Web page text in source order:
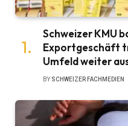
Schweizer KMU
Exportgeschäft
Umfeld weiter
BY SCHWEIZER FACHMEDIEN